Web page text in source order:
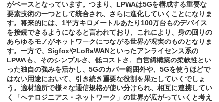
がベースとなっています。つまり、LPWAは5Gを構成する重要な
要素技術の一つとして統合され、さらに進化していくことになりま
す。将来的には、1平方キロメートルあたり100万台ものデバイス
を接続できるようになると言われており、これにより、身の回りの
あらゆるモノがネットワークにつながる世界が現実のものとなりま
す。一方で、SigfoxやLoRaWANといったアンライセンス系の
LPWAも、そのシンプルさ、低コストさ、自営網構築の柔軟性とい
った独自の強みを活かし、5Gのカバー範囲外や、5Gを使うほどで
はない用途において、引き続き重要な役割を果たしていくでしょ
う。適材適所で様々な通信規格が使い分けられ、相互に連携してい
く「ヘテロジニアス・ネットワーク」の世界が広がっていくと考え